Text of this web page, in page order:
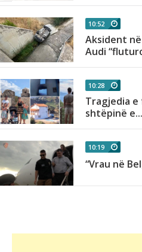
10:52
Aksident
Audi
10:28
Tragjedia
shtëpinë e...
10:19
“Vrau në